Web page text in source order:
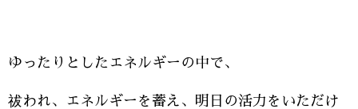
ゆったりとしたエネルギーの中で、
祓われ、エネルギーを蓄え、明日の活力をいただけ